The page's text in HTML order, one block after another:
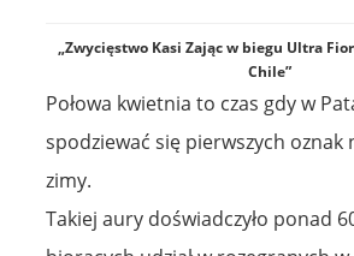
„Zwycięstwo Kasi Zając w biegu Ultra
Chile”
Połowa kwietnia to czas gdy w
spodziewać się pierwszych oznak
zimy.
Takiej aury doświadczyło ponad